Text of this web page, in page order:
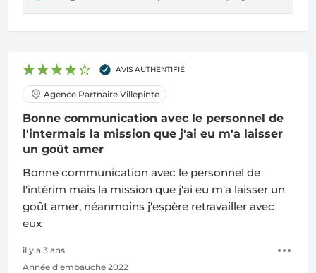
AVIS AUTHENTIFIÉ
Agence Partnaire Villepinte
Bonne communication avec le personnel de
l'intermais la mission que j'ai eu m'a laisser
un goût amer
Bonne communication avec le personnel de
l'intérim mais la mission que j'ai eu m'a laisser un
goût amer, néanmoins j'espère retravailler avec
eux
il y a 3 ans
Année d'embauche 2022